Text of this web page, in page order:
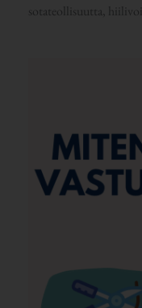
sotateollisuutta,